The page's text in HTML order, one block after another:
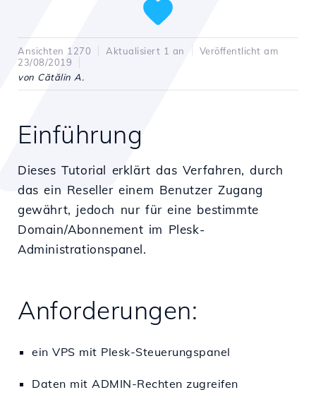
Ansichten 1270 Aktualisiert 1 an
Veröffentlicht am
23/08/2019
von Cătălin A.
Einführung
Dieses Tutorial erklärt das Verfahren, durch
das ein Reseller einem Benutzer Zugang
gewährt, jedoch nur für eine bestimmte
Domain/Abonnement im Plesk-
Administrationspanel.
Anforderungen:
ein VPS mit Plesk-Steuerungspanel
Daten mit ADMIN-Rechten zugreifen